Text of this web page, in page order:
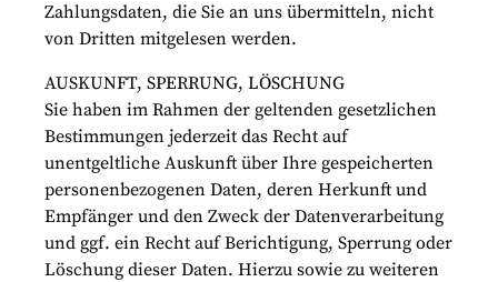
Zahlungsdaten, die Sie an uns übermitteln, nicht
von Dritten mitgelesen werden.
AUSKUNFT, SPERRUNG, LÖSCHUNG
Sie haben im Rahmen der geltenden gesetzlichen
Bestimmungen jederzeit das Recht auf
unentgeltliche Auskunft über Ihre gespeicherten
personenbezogenen Daten, deren Herkunft und
Empfänger und den Zweck der Datenverarbeitung
und ggf. ein Recht auf Berichtigung, Sperrung oder
Löschung dieser Daten. Hierzu sowie zu weiteren